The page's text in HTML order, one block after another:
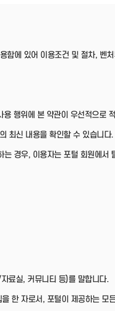
자확인서발급시
함에 있어 이용조건 및 절차, 벤
행위에 본 약관이 우선적으로
최신 내용을 확인할 수 있습니다.
경우, 이용자는 포털 회원에서
료실, 커뮤니티 등)를 말합니다.
한 자로서, 포털이 제공하는 모